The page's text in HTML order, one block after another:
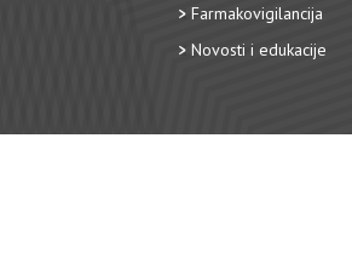
Farmakovigilancija
Novosti i edukacije